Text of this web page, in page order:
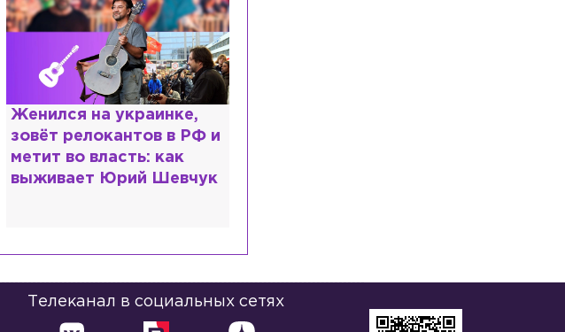
Косил от армии,
продавал посты и
воровал гумпомощь: что
о Зеленском рассказали
Телеканал в социальных сетях